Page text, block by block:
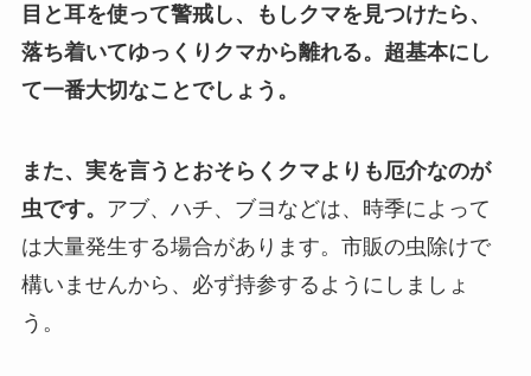
目と耳を使って警戒し、もしクマを見つけたら、
落ち着いてゆっくりクマから離れる。超基本にし
て一番大切なことでしょう。
また、実を言うとおそらくクマよりも厄介なのが
虫です。 アブ、ハチ、ブヨなどは、時季によって
は大量発生する場合があります。市販の虫除けで
構いませんから、必ず持参するようにしましょ
う。